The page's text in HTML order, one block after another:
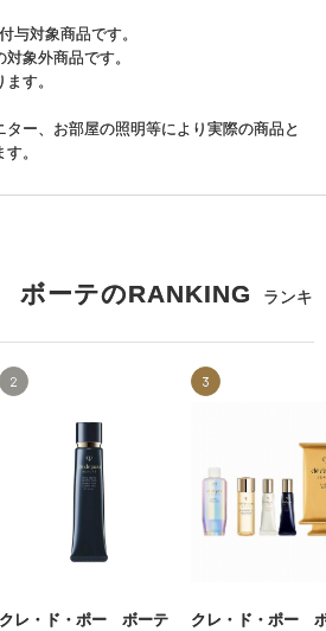
与対象商品です。
象外商品です。
す。
ー、お部屋の照明等により実際の商品と
。
ボーテのRANKING
ランキ
2
クレ・ド・ポー ボーテ
3
クレ・ド・ポー